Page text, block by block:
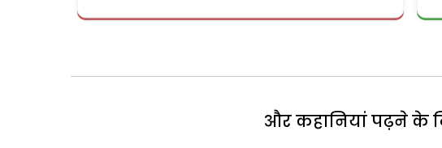
और कहानियां पढ़ने के